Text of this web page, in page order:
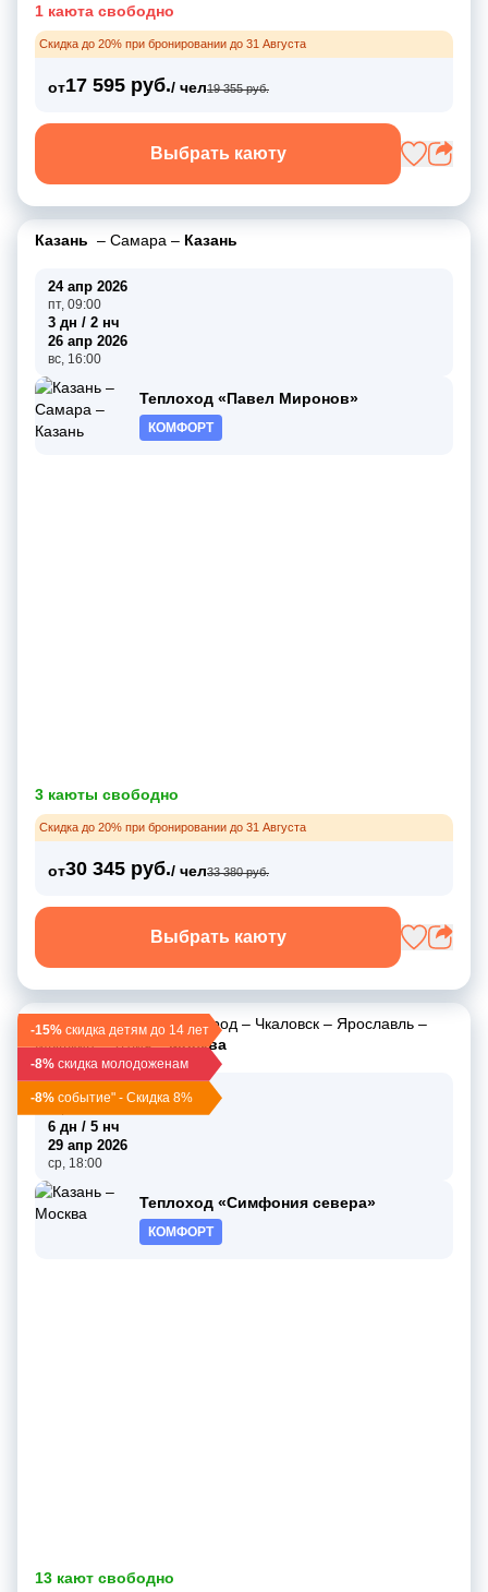
1 каюта свободно
Скидка до 20% при бронировании до 31 Августа
от17 595 руб./ чел19 355 руб.
Выбрать каюту
Казань – Самара – Казань
24 апр 2026
пт, 09:00
3 дн / 2 нч
26 апр 2026
вс, 16:00
Теплоход «Павел Миронов»
КОМФОРТ
3 каюты свободно
Скидка до 20% при бронировании до 31 Августа
от30 345 руб./ чел33 380 руб.
Выбрать каюту
-15% скидка детям до 14 лет
-8% скидка молодоженам
-8% событие" - Скидка 8%
Казань – Нижний Новгород – Чкаловск – Ярославль –
Мышкин–Углич–Москва
24 апр 2026
6 дн / 5 нч
29 апр 2026
ср, 18:00
Теплоход «Симфония севера»
КОМФОРТ
13 кают свободно